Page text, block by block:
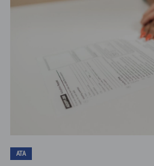
ATA